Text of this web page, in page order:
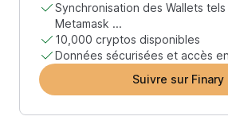
Synchronisation des Wallets
Metamask ...
10,000 cryptos disponibles
Données sécurisées et accès
Suivre sur Finary